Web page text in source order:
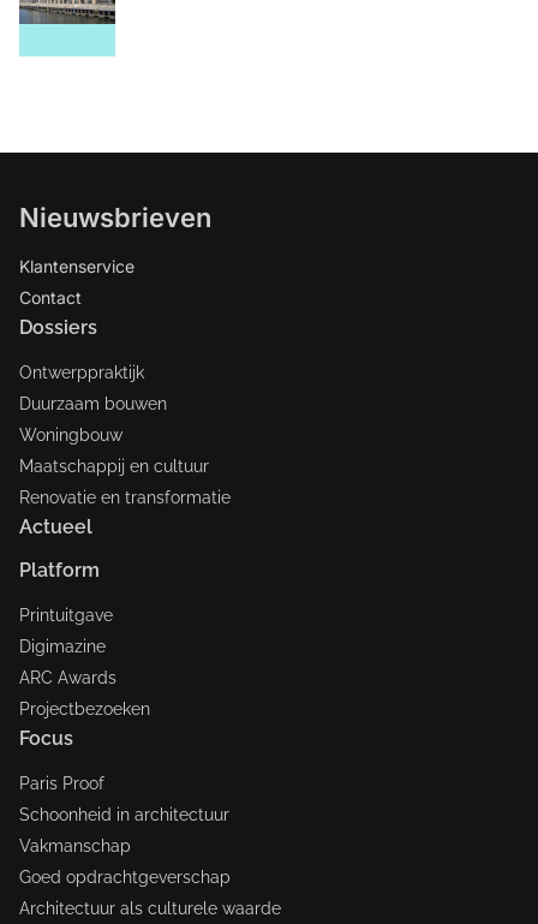
Nieuwsbrieven
Klantenservice
Contact
Dossiers
Ontwerppraktijk
Duurzaam bouwen
Woningbouw
Maatschappij en cultuur
Renovatie en transformatie
Actueel
Platform
Printuitgave
Digimazine
ARC Awards
Projectbezoeken
Focus
Paris Proof
Schoonheid in architectuur
Vakmanschap
Goed opdrachtgeverschap
Architectuur als culturele waarde